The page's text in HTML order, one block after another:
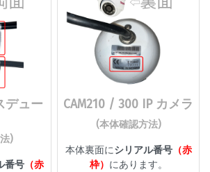
デュー
)
番号（赤
CAM210 / 300 IP カメラ
(本体確認方法)
本体裏面にシリアル番号（赤
枠） にあります。